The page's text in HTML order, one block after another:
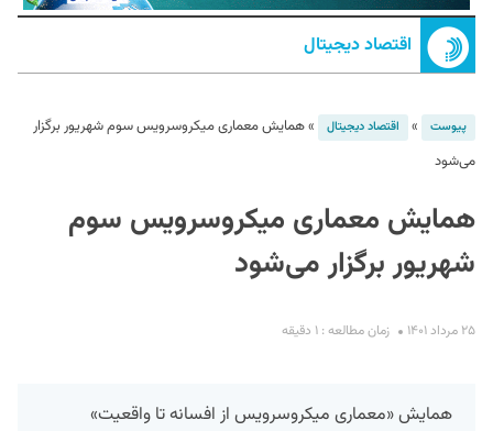
اقتصاد دیجیتال
پیوست » اقتصاد دیجیتال »همایش معماری میکروسرویس سوم شهریور برگزار
می‌شود
همایش معماری میکروسرویس سوم
شهریور برگزار می‌شود
۲۵ مرداد ۱۴۰۱ زمان مطالعه : ۱ دقیقه
همایش «معماری میکروسرویس از افسانه تا واقعیت»